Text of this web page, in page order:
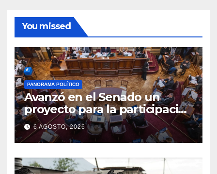
You missed
PANORAMA POLÍTICO
Avanzó en el Senado un
proyecto para la participación
ciudadana prometida por la
Reforma 2025
6 AGOSTO, 2026